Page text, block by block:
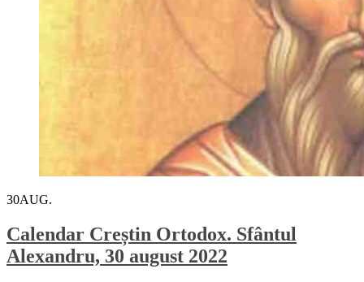
30AUG.
Calendar Creștin Ortodox. Sfântul
Alexandru, 30 august 2022